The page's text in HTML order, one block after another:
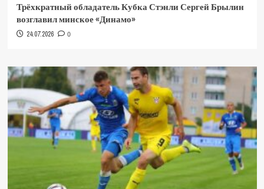
Трёхкратный обладатель Кубка Стэнли Сергей Брылин
возглавил минское «Динамо»
24.07.2026 0